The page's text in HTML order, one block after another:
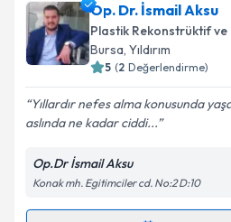
takvim hazırlandığında e-
E-posta Adresiniz
kapsamda işlenmesini
Op. Dr. İsmail Aksu
Plastik Rekonstrüktif
Bursa, Yıldırım
5 (2 Değerlendirme)
Yıllardır nefes alma konusunda
aslında ne kadar ciddi...
Op.Dr İsmail Aksu
Konak mh. Egitimciler cd. No:2 D:10